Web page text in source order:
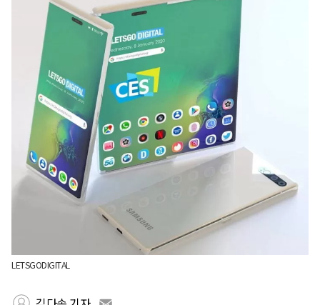
LETSGODIGITAL